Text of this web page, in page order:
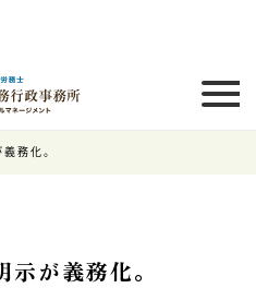
務化。
が義務化。